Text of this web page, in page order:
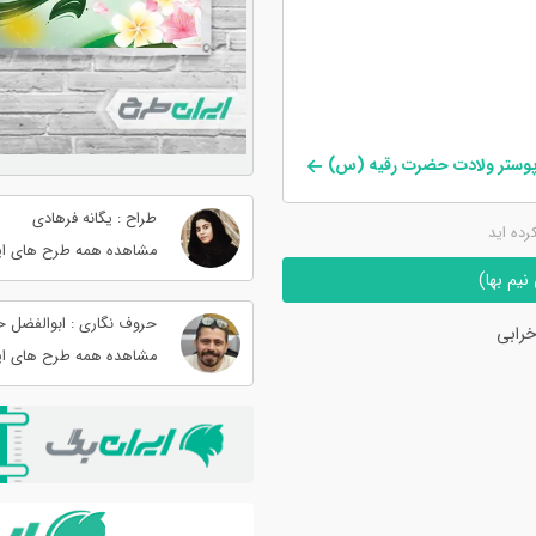
پوستر ولادت حضرت رقیه (س)
اید
بها)
طراح : یگانه فرهادی
مشاهده همه طرح های
حروف نگاری :
مشاهده همه طرح های